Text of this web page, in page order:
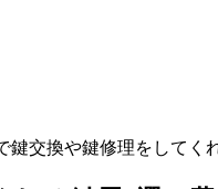
鍵交換や鍵修理をしてく